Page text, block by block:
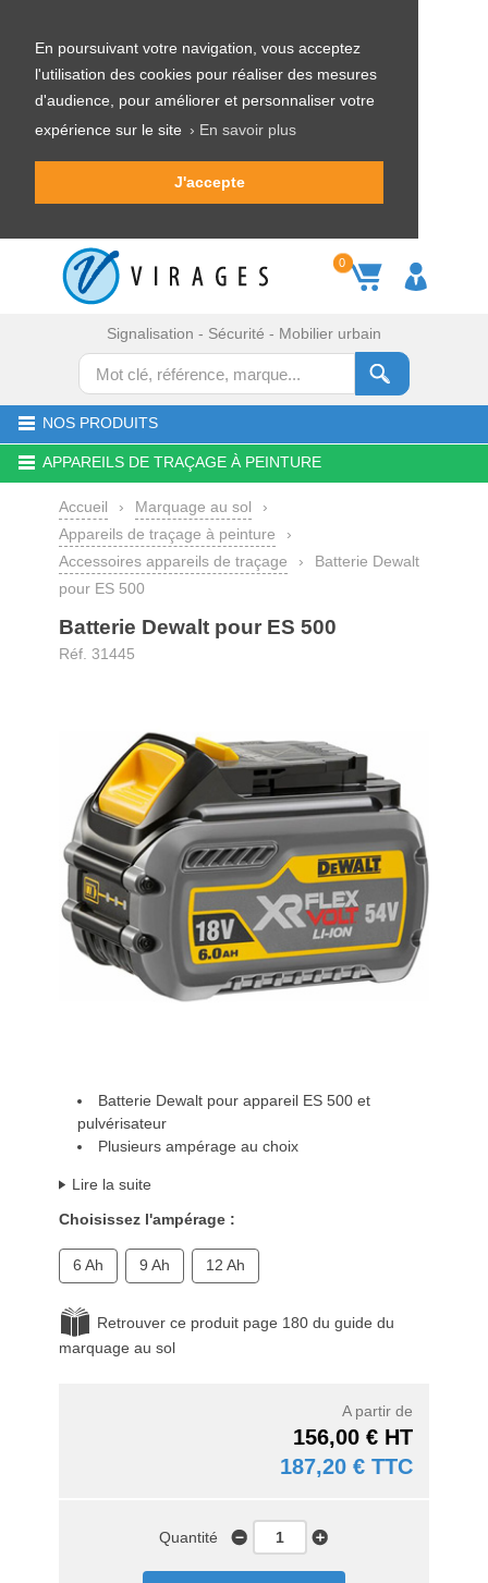
En poursuivant votre navigation, vous acceptez
l'utilisation des cookies pour réaliser des mesures
d'audience, pour améliorer et personnaliser votre
expérience sur le site › En savoir plus
J'accepte
0
Signalisation - Sécurité - Mobilier urbain
NOS PRODUITS
APPAREILS DE TRAÇAGE À PEINTURE
Accueil › Marquage au sol
›
Appareils de traçage à peinture
›
Accessoires appareils de traçage
›
Batterie Dewalt
pour ES 500
Batterie Dewalt pour ES 500
Réf. 31445
Batterie Dewalt pour appareil ES 500 et
pulvérisateur
Plusieurs ampérage au choix
Lire la suite
Choisissez l'ampérage :
6 Ah 9 Ah 12 Ah
Retrouver ce produit page 180 du guide du
marquage au sol
A partir de
156,00 € HT
187,20 € TTC
Quantité